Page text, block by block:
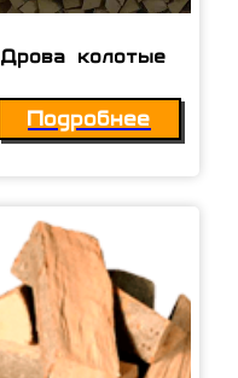
Дрова колотые
Подробнее